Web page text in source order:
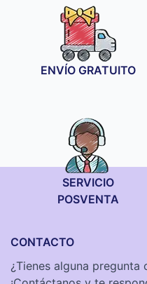
ENVÍO GRATUITO
SERVICIO
POSVENTA
CONTACTO
¿Tienes alguna pregunta